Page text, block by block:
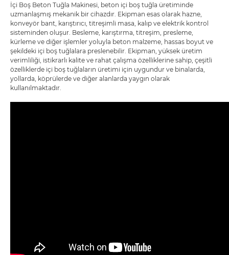
İçi Boş Beton Tuğla Makinesi, beton içi boş tuğla üretiminde
uzmanlaşmış mekanik bir cihazdır. Ekipman esas olarak hazne,
konveyör bant, karıştırıcı, titreşimli masa, kalıp ve elektrik kontrol
sisteminden oluşur. Besleme, karıştırma, titreşim, presleme,
kürleme ve diğer işlemler yoluyla beton malzeme, hassas boyut ve
şekildeki içi boş tuğlalara preslenebilir. Ekipman, yüksek üretim
verimliliği, istikrarlı kalite ve rahat çalışma özelliklerine sahip, çeşitli
özelliklerde içi boş tuğlaların üretimi için uygundur ve binalarda,
yollarda, köprülerde ve diğer alanlarda yaygın olarak
kullanılmaktadır.